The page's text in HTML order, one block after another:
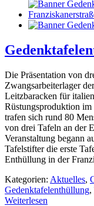
Die Präsentation von
Zwangsarbeiterlager
Leitzbaracken für
Rüstungsproduktion
trafen sich rund 80
von drei Tafeln an der
Veranstaltung begann
Tafelstifter die erste
Enthüllung in der
Kategorien: Aktuelles,
Gedenktafelenthüllung,
Weiterlesen